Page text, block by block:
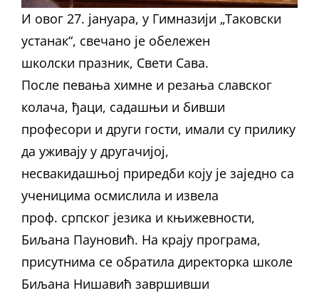
И овог 27. јануара, у Гимназији „Таковски
устанак“, свечано је обележен
школски празник, Свети Сава.
После певања химне и резања славског
колача, ђаци, садашњи и бивши
професори и други гости, имали су прилику
да уживају у другачијој,
несвакидашњој приредби коју је заједно са
ученицима осмислила и извела
проф. српског језика и књижевности,
Биљана Пауновић. На крају програма,
присутнима се обратила директорка школе
Биљана Нишавић завршивши